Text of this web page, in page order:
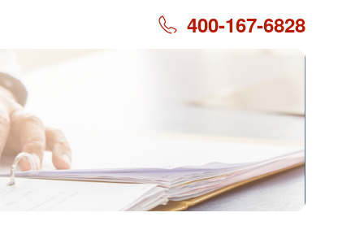
400-167-6828